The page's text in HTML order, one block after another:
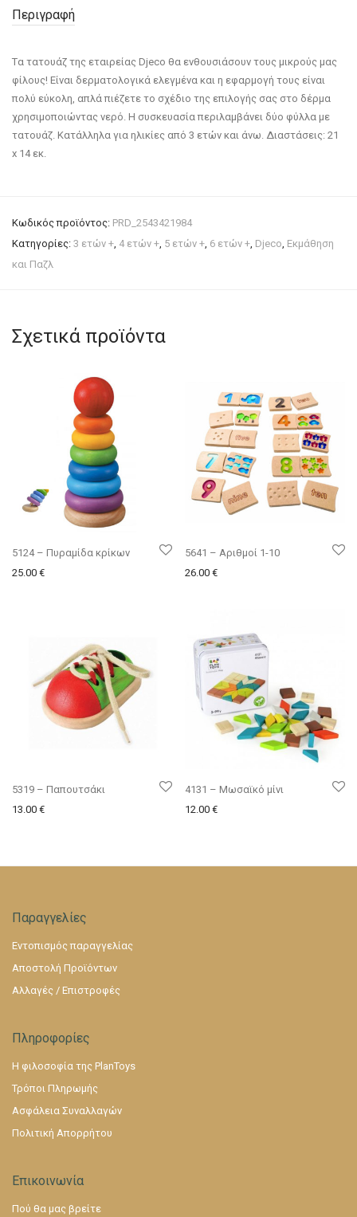
Περιγραφή
Tα τατουάζ της εταιρείας Djeco θα ενθουσιάσουν τους μικρούς μας
φίλους! Είναι δερματολογικά ελεγμένα και η εφαρμογή τους είναι
πολύ εύκολη, απλά πιέζετε το σχέδιο της επιλογής σας στο δέρμα
χρησιμοποιώντας νερό. Η συσκευασία περιλαμβάνει δύο φύλλα με
τατουάζ. Κατάλληλα για ηλικίες από 3 ετών και άνω. Διαστάσεις: 21
x 14 εκ.
Κωδικός προϊόντος: PRD_2543421984
Κατηγορίες: 3 ετών +, 4 ετών +, 5 ετών +, 6 ετών +, Djeco, Εκμάθηση
και Παζλ
Σχετικά προϊόντα
5124 – Πυραμίδα κρίκων
25.00 €
5641 – Αριθμοί 1-10
26.00 €
5319 – Παπουτσάκι
13.00 €
4131 – Μωσαϊκό μίνι
12.00 €
Παραγγελίες
Εντοπισμός παραγγελίας
Αποστολή Προϊόντων
Αλλαγές / Επιστροφές
Πληροφορίες
Η φιλοσοφία της PlanToys
Τρόποι Πληρωμής
Ασφάλεια Συναλλαγών
Πολιτική Απορρήτου
Επικοινωνία
Πού θα μας βρείτε